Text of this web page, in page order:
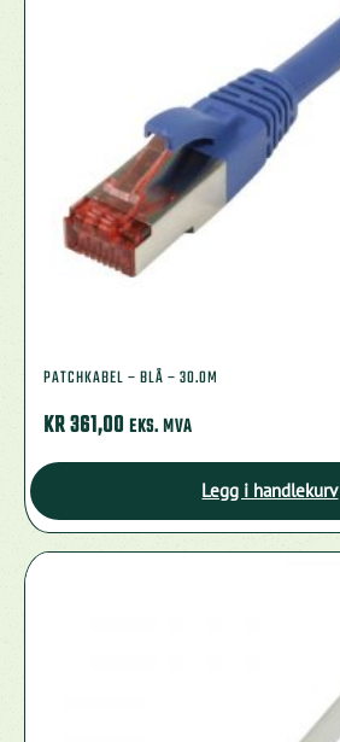
PATCHKABEL – BLÅ – 30.0M
KR361,00 EKS. MVA
Legg i handlekurv